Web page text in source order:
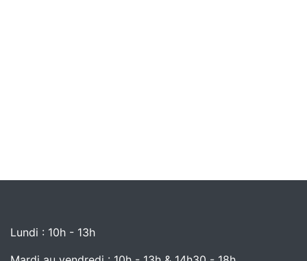
Lundi : 10h - 13h